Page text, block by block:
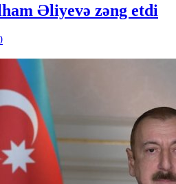
Əliyevə zəng etdi